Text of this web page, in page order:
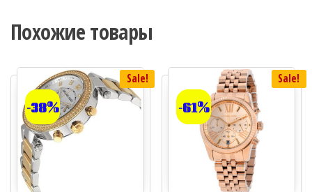
Похожие товары
Sale!
-38%
Sale!
-61%